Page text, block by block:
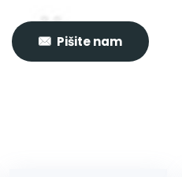
Pišite nam